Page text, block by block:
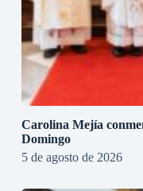
Carolina Mejía
Domingo
5 de agosto de 2026